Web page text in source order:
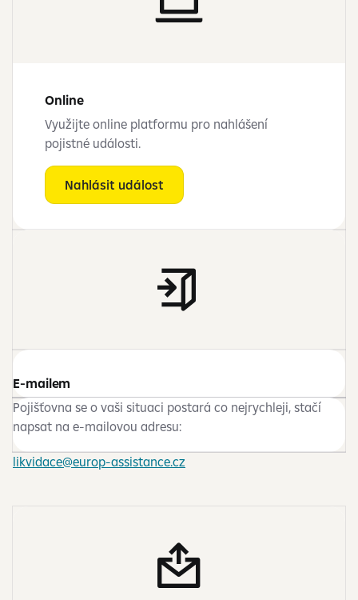
Online
Využijte online platformu pro nahlášení
pojistné události.
Nahlásit událost
E-mailem
Pojišťovna se o vaši situaci postará co nejrychleji, stačí
napsat na e-mailovou adresu:
likvidace@europ‑assistance.cz